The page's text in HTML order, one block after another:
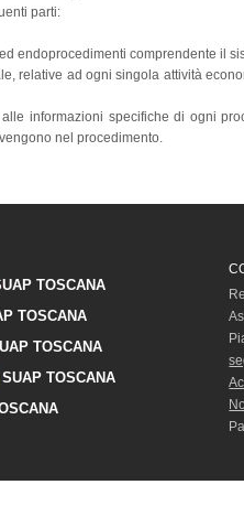
parti:
endoprocedimenti comprendente il
relative ad ogni singola attività
informazioni specifiche di ogni
nel procedimento.
TOSCANA
TOSCANA
TOSCANA
SUAP TOSCANA